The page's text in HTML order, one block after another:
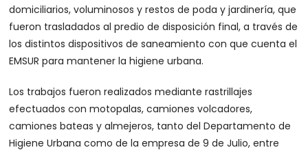
domiciliarios, voluminosos y restos de poda y jardinería, que
fueron trasladados al predio de disposición final, a través de
los distintos dispositivos de saneamiento con que cuenta el
EMSUR para mantener la higiene urbana.
Los trabajos fueron realizados mediante rastrillajes
efectuados con motopalas, camiones volcadores,
camiones bateas y almejeros, tanto del Departamento de
Higiene Urbana como de la empresa de 9 de Julio, entre